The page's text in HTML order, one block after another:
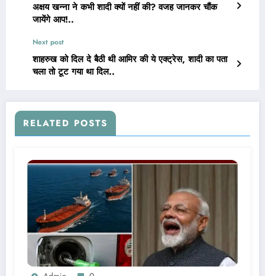
अक्षय खन्ना ने कभी शादी क्यों नहीं की? वजह जानकर चौंक
जायेंगे आप!..
Next post
शाहरुख को दिल दे बैठी थी आमिर की ये एक्ट्रेस, शादी का पता
चला तो टूट गया था दिल..
RELATED POSTS